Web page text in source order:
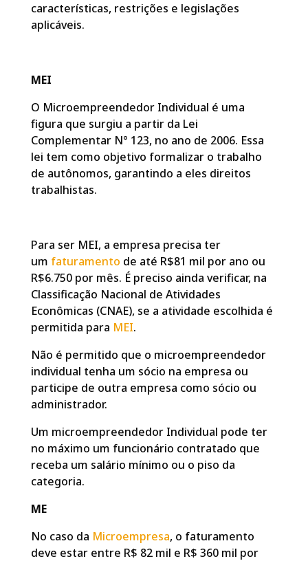
características, restrições e legislações
aplicáveis.
MEI
O Microempreendedor Individual é uma
figura que surgiu a partir da Lei
Complementar N° 123, no ano de 2006. Essa
lei tem como objetivo formalizar o trabalho
de autônomos, garantindo a eles direitos
trabalhistas.
Para ser MEI, a empresa precisa ter
um faturamento de até R$81 mil por ano ou
R$6.750 por mês. É preciso ainda verificar, na
Classificação Nacional de Atividades
Econômicas (CNAE), se a atividade escolhida é
permitida para MEI.
Não é permitido que o microempreendedor
individual tenha um sócio na empresa ou
participe de outra empresa como sócio ou
administrador.
Um microempreendedor Individual pode ter
no máximo um funcionário contratado que
receba um salário mínimo ou o piso da
categoria.
ME
No caso da Microempresa, o faturamento
deve estar entre R$ 82 mil e R$ 360 mil por